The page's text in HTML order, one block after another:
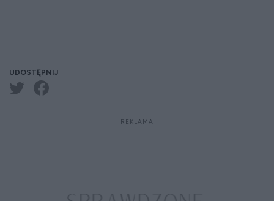
UDOSTĘPNIJ